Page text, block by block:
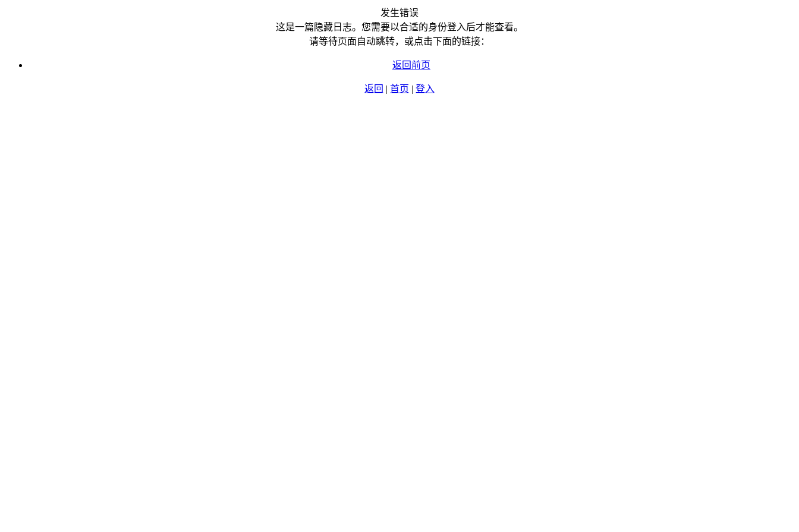
发生错误
这是一篇隐藏日志。您需要以合适的身份登入后才能查看。
请等待页面自动跳转，或点击下面的链接：
返回前页
返回 | 首页 | 登入